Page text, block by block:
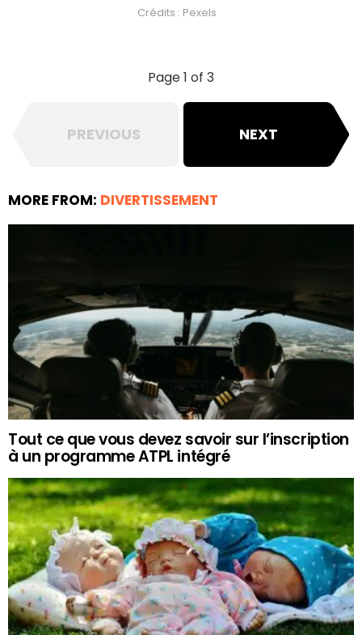
Crédits : Pexels
Page 1 of 3
PREVIOUS NEXT
MORE FROM: DIVERTISSEMENT
Tout ce que vous devez savoir sur l’inscription
à un programme ATPL intégré